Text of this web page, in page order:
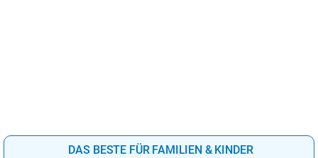
DAS BESTE FÜR FAMILIEN & KINDER